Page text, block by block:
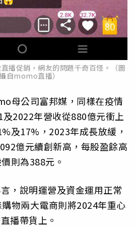
播促銷，網友的問題千奇百怪。（圖
自momo直播）
母公司富邦媒，同樣在疫情
2022年營收從880億元衝上
及17%，2023年成長放緩，
億元續創新高，每股盈餘高
則為388元。
，說明運營及資金運用正常
物兩大電商則將2024年重心
播帶貨上。